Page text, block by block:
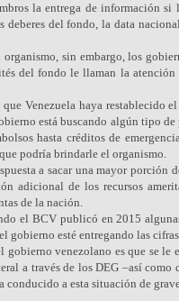
la entrega de información
del fondo, la data
sin embargo, los
del fondo le llaman la
Venezuela haya restablecido
está buscando algún tipo
hasta créditos de
podría brindarle el organismo.
a sacar una mayor porción
adicional de los recursos
de la nación.
el BCV publicó en 2015
gobierno esté entregando las
venezolano es que se le
a través de los DEG –así como
a esta situación de